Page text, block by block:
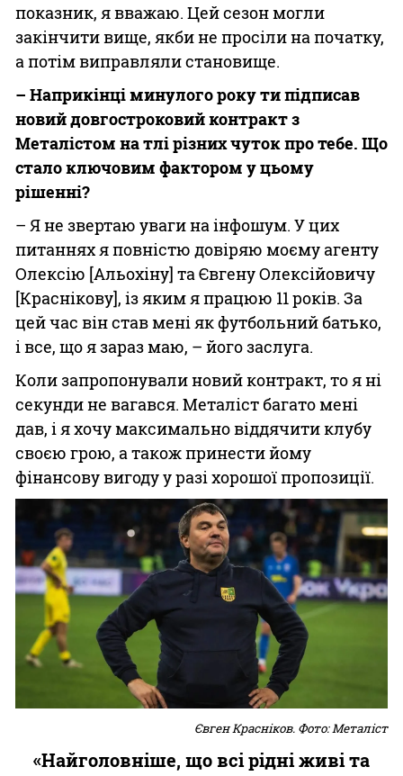
показник, я вважаю. Цей сезон могли
закінчити вище, якби не просіли на початку,
а потім виправляли становище.
– Наприкінці минулого року ти підписав
новий довгостроковий контракт з
Металістом на тлі різних чуток про тебе. Що
стало ключовим фактором у цьому
рішенні?
– Я не звертаю уваги на інфошум. У цих
питаннях я повністю довіряю моєму агенту
Олексію [Альохіну] та Євгену Олексійовичу
[Краснікову], із яким я працюю 11 років. За
цей час він став мені як футбольний батько,
і все, що я зараз маю, – його заслуга.
Коли запропонували новий контракт, то я ні
секунди не вагався. Металіст багато мені
дав, і я хочу максимально віддячити клубу
своєю грою, а також принести йому
фінансову вигоду у разі хорошої пропозиції.
Євген Красніков. Фото: Металіст
«Найголовніше, що всі рідні живі та